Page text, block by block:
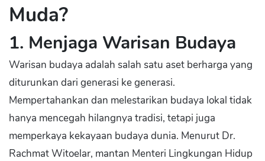
Muda?
1. Menjaga Warisan Budaya
Warisan budaya adalah salah satu aset berharga yang
diturunkan dari generasi ke generasi.
Mempertahankan dan melestarikan budaya lokal tidak
hanya mencegah hilangnya tradisi, tetapi juga
memperkaya kekayaan budaya dunia. Menurut Dr.
Rachmat Witoelar, mantan Menteri Lingkungan Hidup